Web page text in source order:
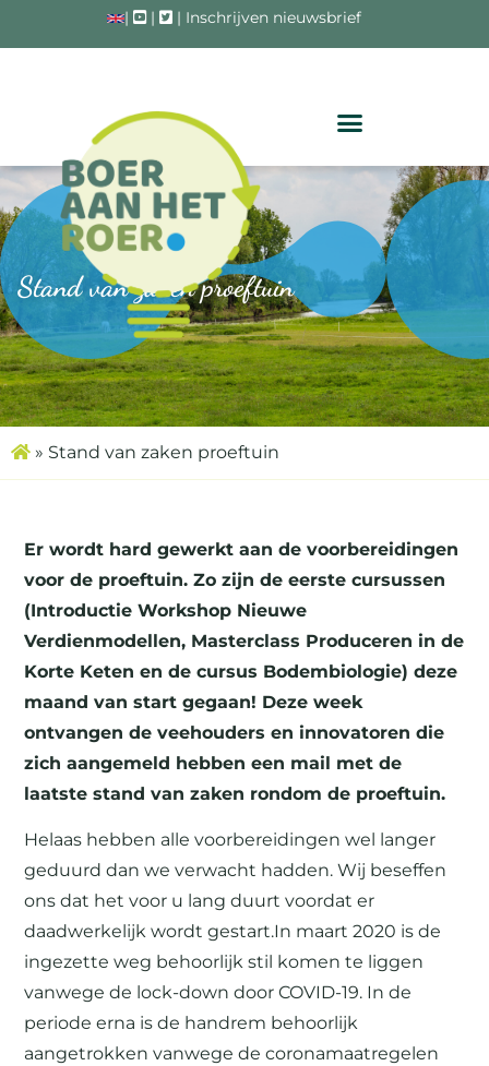
| | | Inschrijven nieuwsbrief
Stand van zaken proeftuin
» Stand van zaken proeftuin
Er wordt hard gewerkt aan de voorbereidingen
voor de proeftuin. Zo zijn de eerste cursussen
(Introductie Workshop Nieuwe
Verdienmodellen, Masterclass Produceren in de
Korte Keten en de cursus Bodembiologie) deze
maand van start gegaan! Deze week
ontvangen de veehouders en innovatoren die
zich aangemeld hebben een mail met de
laatste stand van zaken rondom de proeftuin.
Helaas hebben alle voorbereidingen wel langer
geduurd dan we verwacht hadden. Wij beseffen
ons dat het voor u lang duurt voordat er
daadwerkelijk wordt gestart.In maart 2020 is de
ingezette weg behoorlijk stil komen te liggen
vanwege de lock-down door COVID-19. In de
periode erna is de handrem behoorlijk
aangetrokken vanwege de coronamaatregelen